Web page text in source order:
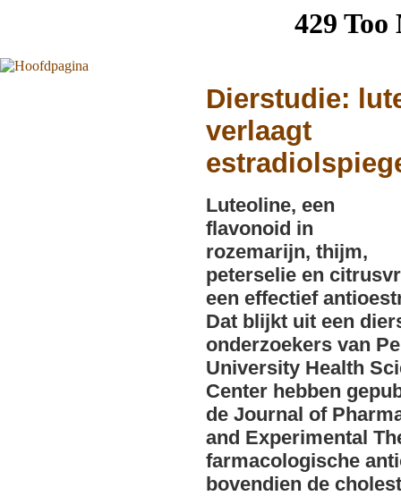
Dierstudie:
verlaagt
Luteoline, een
flavonoid in
rozemarijn, thijm,
peterselie en
een effectief
Dat blijkt uit een
onderzoekers van
University Health
Center hebben
de Journal of
and Experimental
farmacologische
bovendien de